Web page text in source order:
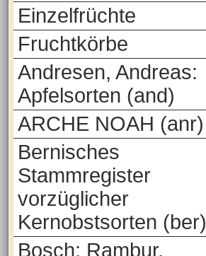
Einzelfrüchte
Fruchtkörbe
Andresen, Andreas:
Apfelsorten (and)
ARCHE NOAH (anr)
Bernisches
Stammregister
vorzüglicher
Kernobstsorten (ber)
Bosch: Rambur,